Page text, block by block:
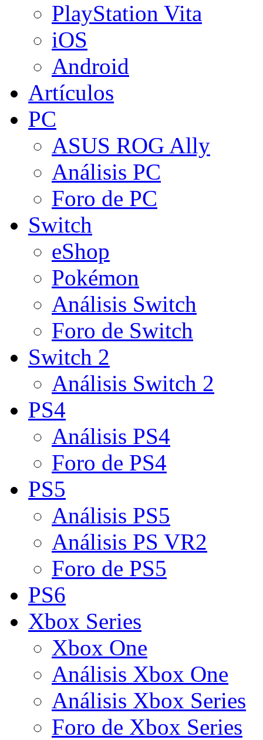
PlayStation Vita
iOS
Android
Artículos
PC
ASUS ROG Ally
Análisis PC
Foro de PC
Switch
eShop
Pokémon
Análisis Switch
Foro de Switch
Switch 2
Análisis Switch 2
PS4
Análisis PS4
Foro de PS4
PS5
Análisis PS5
Análisis PS VR2
Foro de PS5
PS6
Xbox Series
Xbox One
Análisis Xbox One
Análisis Xbox Series
Foro de Xbox Series